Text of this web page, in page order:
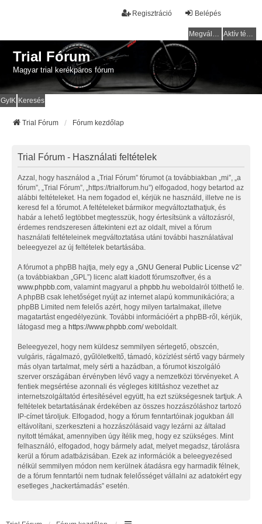
Belépés
Regisztráció
Megválaszolatlan témák Aktív témák
Trial Fórum
Magyar trial kerékpáros fórum
GyIK Keresés
Trial Fórum Fórum kezdőlap
Trial Fórum - Használati feltételek
Azzal, hogy használod a „Trial Fórum” fórumot (a továbbiakban „mi”, „a
fórum”, „Trial Fórum”, „https://trialforum.hu”) elfogadod, hogy betartod az
alábbi feltételeket. Ha nem fogadod el, kérjük ne használd, illetve ne is
keresd fel a fórumot. A feltételeket bármikor megváltoztathatjuk, és
habár a lehető legtöbbet megtesszük, hogy értesítsünk a változásról,
érdemes rendszeresen áttekinteni ezt az oldalt, mivel a fórum
használati feltételeinek megváltoztatása utáni további használatával
beleegyezel az új feltételek betartásába.
A fórumot a phpBB hajtja, mely egy a „ GNU General Public License v2”
(a továbbiakban „GPL”) licenc alatt kiadott fórumszoftver, és a
www.phpbb.com , valamint magyarul a phpbb.hu weboldalról tölthető le.
A phpBB csak lehetőséget nyújt az internet alapú kommunikációra; a
phpBB Limited nem felelős azért, hogy milyen tartalmakat, illetve
magatartást engedélyezünk. További információért a phpBB-ről, kérjük,
látogasd meg a https://www.phpbb.com/weboldalt.
Beleegyezel, hogy nem küldesz semmilyen sértegető, obszcén,
vulgáris, rágalmazó, gyűlöletkeltő, támadó, közízlést sértő vagy bármely
más olyan tartalmat, mely sérti a hazádban, a fórumot kiszolgáló
szerver országában érvényben lévő vagy a nemzetközi törvényeket. A
fentiek megsértése azonnali és végleges kitiltáshoz vezethet az
internetszolgáltatód értesítésével együtt, ha ezt szükségesnek tartjuk. A
feltételek betartatásának érdekében az összes hozzászóláshoz tartozó
IP-címet tároljuk. Elfogadod, hogy a fórum fenntartóinak jogukban áll
eltávolítani, szerkeszteni a hozzászólásaid vagy lezárni az általad
nyitott témákat, amennyiben úgy ítélik meg, hogy ez szükséges. Mint
felhasználó, elfogadod, hogy bármely adat, melyet megadsz, tárolásra
kerül a fórum adatbázisában. Ezek az információk a beleegyezésed
nélkül semmilyen módon nem kerülnek átadásra egy harmadik félnek,
de a fórum fenntartói nem tudnak felelősséget vállalni az adatokért egy
esetleges „hackertámadás” esetén.